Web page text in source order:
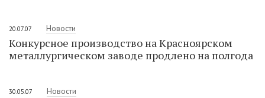
20.07.07 Новости
Конкурсное производство на Красноярском
металлургическом заводе продлено на полгода
30.05.07 Новости